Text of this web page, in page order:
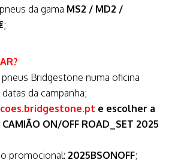
da gama MS2 / MD2 /
;
pneus Bridgestone numa oficina
da campanha;
e escolher a
ON/OFF ROAD_SET 2025
promocional: 2025BSONOFF;